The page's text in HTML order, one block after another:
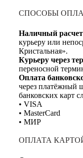
СПОСОБЫ
Наличный
курьеру или
Кристальная».
Курьеру через
переносной
Оплата
через
банковских карт
• VISA
• MasterCard
• МИР
ОПЛАТА